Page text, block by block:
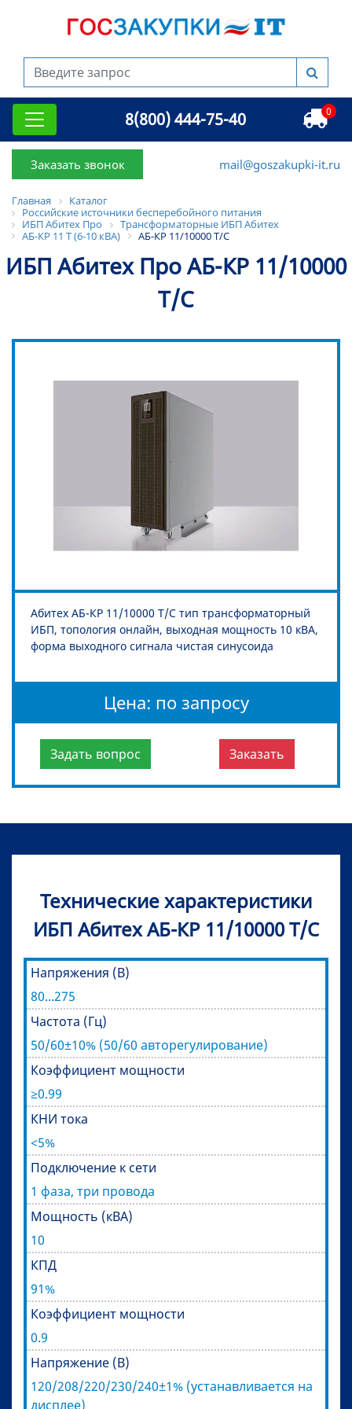
8(800) 444-75-40 0
Заказать звонок mail@goszakupki-it.ru
Главная
Каталог
Российские источники бесперебойного питания
ИБП Абитех Про
Трансформаторные ИБП Абитех
АБ-КР 11 Т (6-10 кВА)
АБ-КР 11/10000 Т/С
ИБП Абитех Про АБ-КР 11/10000
Т/С
Абитех АБ-КР 11/10000 Т/С тип трансформаторный
ИБП, топология онлайн, выходная мощность 10 кВА,
форма выходного сигнала чистая синусоида
Цена: по запросу
Задать вопрос Заказать
Технические характеристики
ИБП Абитех АБ-КР 11/10000 Т/С
Напряжения (В)
80...275
Частота (Гц)
50/60±10% (50/60 авторегулирование)
Коэффициент мощности
≥0.99
КНИ тока
<5%
Подключение к сети
1 фаза, три провода
Мощность (кВА)
10
КПД
91%
Коэффициент мощности
0.9
Напряжение (В)
120/208/220/230/240±1% (устанавливается на
дисплее)